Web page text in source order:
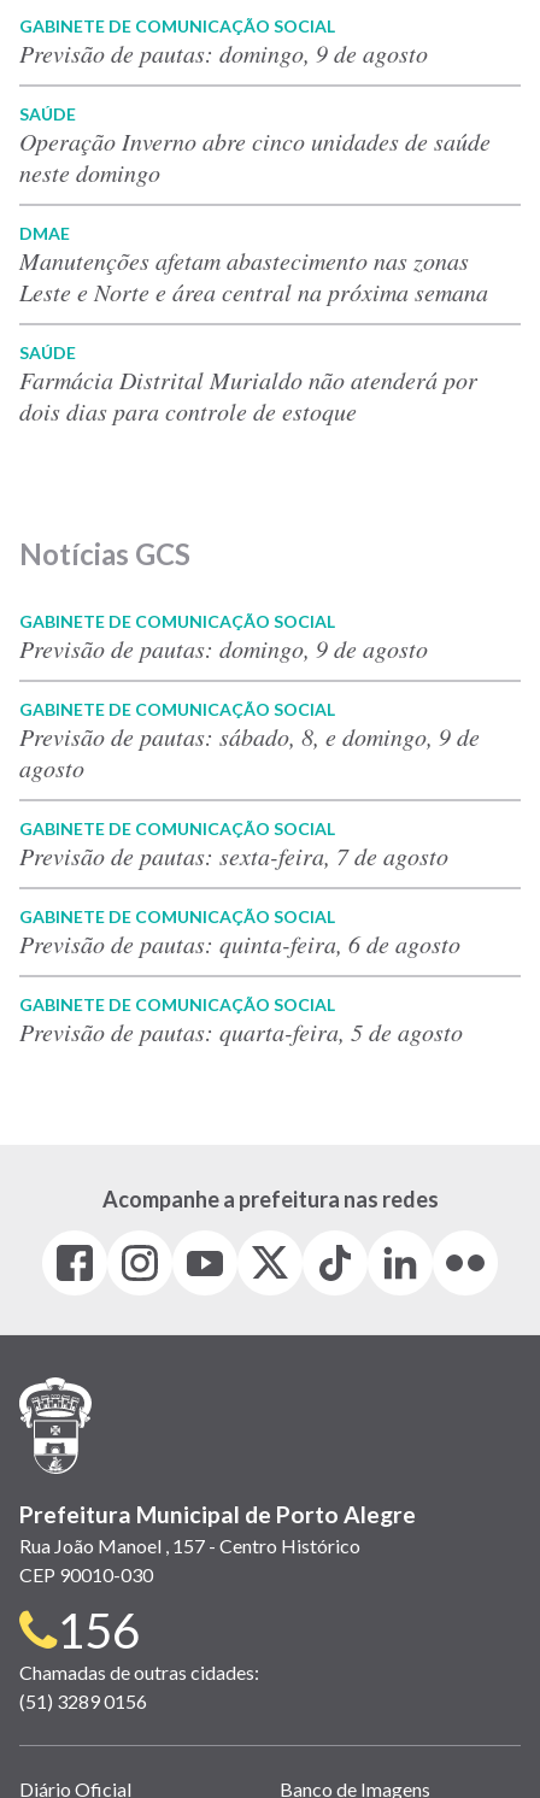
GABINETE DE COMUNICAÇÃO SOCIAL
Previsão de pautas: domingo, 9 de agosto
SAÚDE
Operação Inverno abre cinco unidades de saúde
neste domingo
DMAE
Manutenções afetam abastecimento nas zonas
Leste e Norte e área central na próxima semana
SAÚDE
Farmácia Distrital Murialdo não atenderá por
dois dias para controle de estoque
Notícias GCS
GABINETE DE COMUNICAÇÃO SOCIAL
Previsão de pautas: domingo, 9 de agosto
GABINETE DE COMUNICAÇÃO SOCIAL
Previsão de pautas: sábado, 8, e domingo, 9 de
agosto
GABINETE DE COMUNICAÇÃO SOCIAL
Previsão de pautas: sexta-feira, 7 de agosto
GABINETE DE COMUNICAÇÃO SOCIAL
Previsão de pautas: quinta-feira, 6 de agosto
GABINETE DE COMUNICAÇÃO SOCIAL
Previsão de pautas: quarta-feira, 5 de agosto
Acompanhe a prefeitura nas redes
Facebook
(link
em
janela)
Instagram
(link
em
(link
em
(Antigo
(link
Tiktok
(link
em
LinkedIn
(link
em
(link
em
Prefeitura Municipal de Porto Alegre
Rua João Manoel , 157 - Centro Histórico
CEP 90010-030
Telefone
para
contato:
156
Chamadas de outras cidades:
(51) 3289 0156
Links
Diário Oficial Banco de Imagens